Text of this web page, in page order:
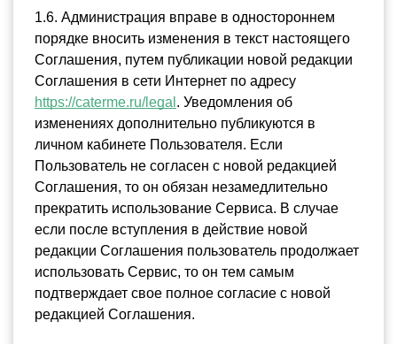
1.6. Администрация вправе в одностороннем
порядке вносить изменения в текст настоящего
Соглашения, путем публикации новой редакции
https://caterme.ru/legal . Уведомления об
изменениях дополнительно публикуются в
личном кабинете Пользователя. Если
Пользователь не согласен с новой редакцией
Соглашения, то он обязан незамедлительно
прекратить использование Сервиса. В случае
если после вступления в действие новой
редакции Соглашения пользователь продолжает
использовать Сервис, то он тем самым
подтверждает свое полное согласие с новой
редакцией Соглашения.